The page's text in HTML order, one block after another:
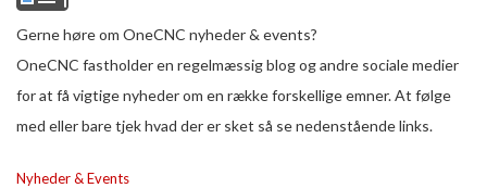
Gerne høre om OneCNC nyheder & events?
OneCNC fastholder en regelmæssig blog og andre sociale medier
for at få vigtige nyheder om en række forskellige emner. At følge
med eller bare tjek hvad der er sket så se nedenstående links.
Nyheder & Events